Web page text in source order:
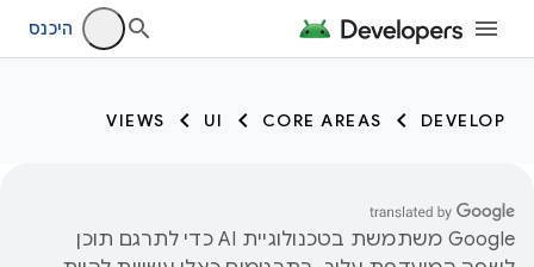
היכנס
DEVELOP
CORE AREAS
UI
VIEWS
‫Google משתמשת בטכנולוגיית AI כדי לתרגם תוכן